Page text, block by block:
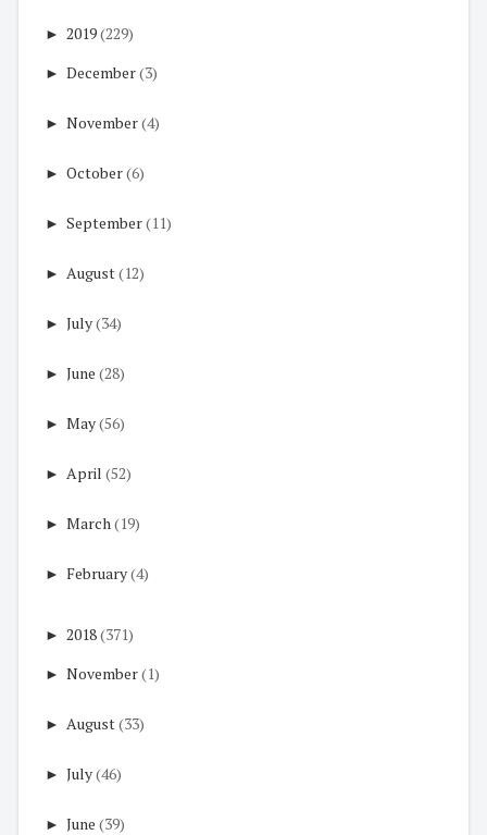
► 2019(229)
► December(3)
► November(4)
► October(6)
► September(11)
► August(12)
► July(34)
► June (28)
► May(56)
► April (52)
► March (19)
► February(4)
► 2018(371)
► November(1)
► August(33)
► July(46)
► June (39)